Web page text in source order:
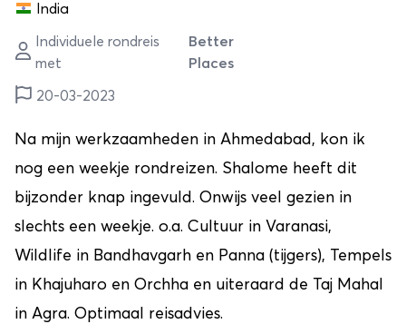
India
Individuele rondreis
met
Better
Places
20-03-2023
Na mijn werkzaamheden in Ahmedabad, kon ik
nog een weekje rondreizen. Shalome heeft dit
bijzonder knap ingevuld. Onwijs veel gezien in
slechts een weekje. o.a. Cultuur in Varanasi,
Wildlife in Bandhavgarh en Panna (tijgers), Tempels
in Khajuharo en Orchha en uiteraard de Taj Mahal
in Agra. Optimaal reisadvies.